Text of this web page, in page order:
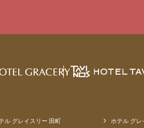
ル グレイスリー 田町 ホテル グレ